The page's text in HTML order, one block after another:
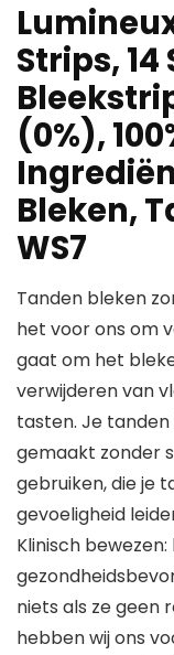
Strips,
(0%),
Bleken,
WS7
Tanden bleken
het voor ons om
gaat om het
verwijderen van
tasten. Je
gemaakt zonder
gebruiken, die je
gevoeligheid
Klinisch
niets als ze geen
hebben wij ons